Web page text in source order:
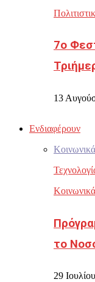
7ο
13
Ενδιαφέρουν
Κοινωνικά
Κοινωνικά
το
29